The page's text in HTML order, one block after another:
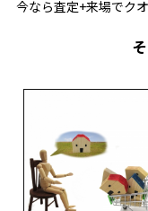
今なら査定+来場でク